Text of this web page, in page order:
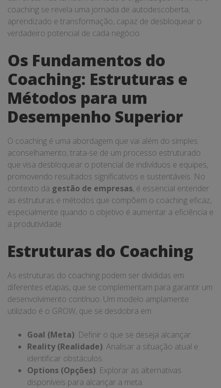
coaching se revela uma jornada de autodescoberta,
aprendizado e transformação, capaz de desbloquear o
verdadeiro potencial de cada negócio.
Os Fundamentos do
Coaching: Estruturas e
Métodos para um
Desempenho Superior
O coaching é uma abordagem que vai além do simples
aconselhamento; trata-se de um processo estruturado
que visa desbloquear o potencial de indivíduos e equipes,
promovendo resultados significativos e sustentáveis. No
contexto da gestão de empresas, é essencial entender
as estruturas e métodos que compõem o coaching eficaz,
especialmente quando o objetivo é aumentar a eficiência e
a produtividade.
Estruturas do Coaching
As estruturas do coaching podem ser divididas em
diferentes etapas, que se complementam para garantir um
desenvolvimento contínuo. Um modelo amplamente
utilizado é o GROW, que se desdobra em:
Goal (Meta): Definir o que se deseja alcançar.
Reality (Realidade): Analisar a situação atual e
identificar obstáculos.
Options (Opções): Explorar as alternativas
disponíveis para alcançar a meta.